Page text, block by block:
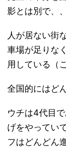
影とは別で、
人が居ない街
車場が足りな
用している（
全国的にはど
ウチは4代目
げをやってい
フはどんどん